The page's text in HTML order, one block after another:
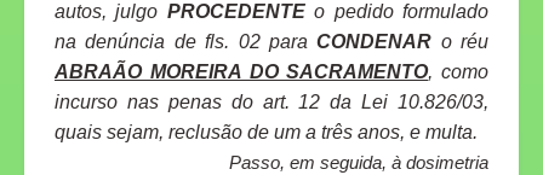
autos, julgo PROCEDENTEo pedido formulado
na denúncia de fls. 02 paraCONDENAR o réu
ABRAÃO MOREIRA DO SACRAMENTO, como
incurso nas penas do art. 12 da Lei 10.826/03,
quais sejam, reclusão de um a três anos, e multa.
Passo, em seguida, à dosimetria